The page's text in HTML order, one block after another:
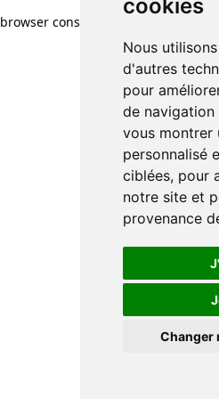
cookies
Nous
d'autres
pour
de
vous montrer
personnalisé
ciblées, pour
notre site et
provenance
Changer
browser console for more